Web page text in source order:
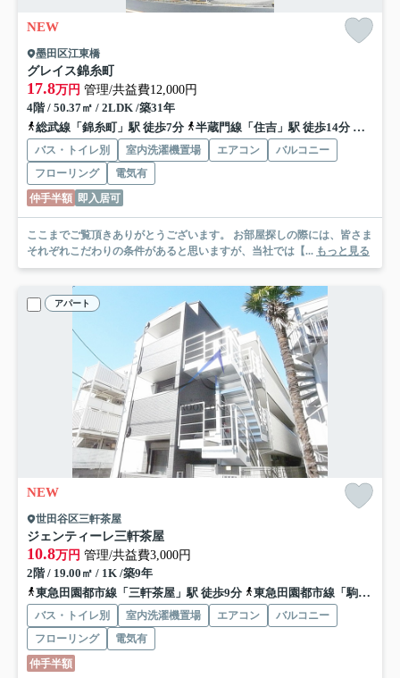
NEW
墨田区江東橋
グレイス錦糸町
17.8万円 管理/共益費12,000円
4階 / 50.37㎡ / 2LDK /築31年
総武線「錦糸町」駅 徒歩7分
半蔵門線「住吉」駅 徒歩14分 都営新
バス・トイレ別 室内洗濯機置場 エアコン
バルコニー
フローリング
電気有
仲手半額 即入居可
ここまでご覧頂きありがとうございます。 お部屋探しの際には、皆さま
それぞれこだわりの条件があると思いますが、当社では【... もっと見る
アパート
NEW
世田谷区三軒茶屋
ジェンティーレ三軒茶屋
10.8万円 管理/共益費3,000円
2階 / 19.00㎡ / 1K /築9年
東急田園都市線「三軒茶屋」駅 徒歩9分
東急田園都市線「駒沢大学」駅 徒歩15分
バス・トイレ別 室内洗濯機置場 エアコン
バルコニー
フローリング
電気有
仲手半額